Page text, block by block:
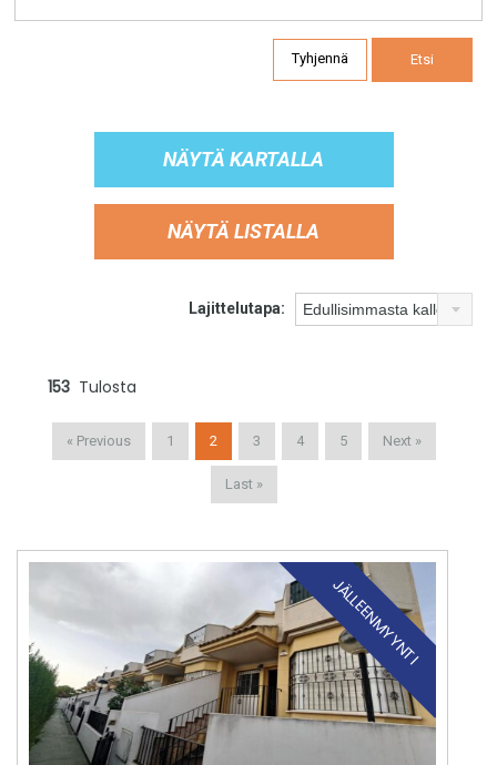
Tyhjennä Etsi
NÄYTÄ KARTALLA
NÄYTÄ LISTALLA
Lajittelutapa:
153 Tulosta
« Previous 1 2 3 4 5 Next »
Last »
JÄLLEENMYYNTI